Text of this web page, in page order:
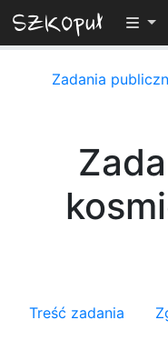
Zadania
Treść zadania